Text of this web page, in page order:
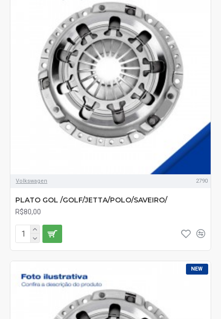
Volkswagen 2790
PLATO GOL /GOLF/JETTA/POLO/SAVEIRO/
R$80,00
NEW